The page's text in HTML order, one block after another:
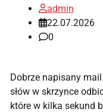
admin
22.07.2026
0
Dobrze napisany
słów w skrzynce
które w kilka sekund